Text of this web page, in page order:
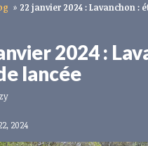
» 22 janvier 2024 : Lavanchon :
2024 :
lancée
2024